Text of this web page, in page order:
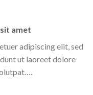
amet
adipiscing elit, sed
ut laoreet dolore